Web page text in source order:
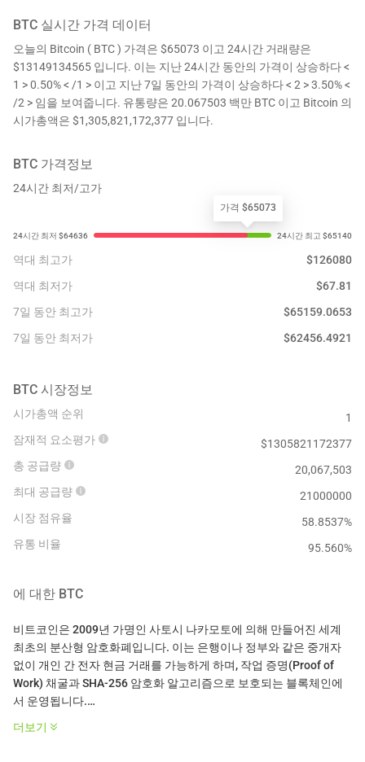
BTC 실시간 가격 데이터
오늘의 Bitcoin ( BTC ) 가격은 $65073 이고 24시간 거래량은
$13149134565 입니다. 이는 지난 24시간 동안의 가격이 상승하다 <
1 > 0.50% < /1 > 이고 지난 7일 동안의 가격이 상승하다 < 2 > 3.50% <
/2 > 임을 보여줍니다. 유통량은 20.067503 백만 BTC 이고 Bitcoin 의
시가총액은 $1,305,821,172,377 입니다.
BTC 가격정보
24시간 최저/고가
가격 $65073
역대 최고가 $126080
역대 최저가
$67.81
7일 동안 최고가
$65159.0653
7일 동안 최저가
$62456.4921
BTC 시장정보
시가총액 순위
1
잠재적 요소평가
$1305821172377
총 공급량
20,067,503
최대 공급량
21000000
시장 점유율
58.8537%
유통 비율
95.560%
에 대한 BTC
비트코인은 2009년 가명인 사토시 나카모토에 의해 만들어진 세계
최초의 분산형 암호화폐입니다. 이는 은행이나 정부와 같은 중개자
없이 개인 간 전자 현금 거래를 가능하게 하며, 작업 증명(Proof of
Work) 채굴과 SHA-256 암호화 알고리즘으로 보호되는 블록체인에
서 운영됩니다.
2100만 개의 고정 공급 한도와 4년마다 감소하는 채굴자 보상을 위
더보기